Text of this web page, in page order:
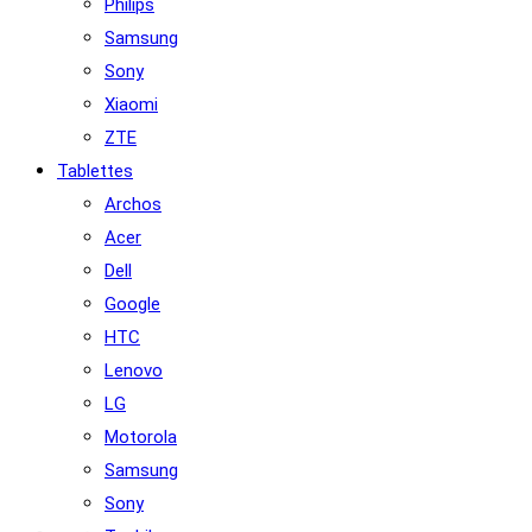
Philips
Samsung
Sony
Xiaomi
ZTE
Tablettes
Archos
Acer
Dell
Google
HTC
Lenovo
LG
Motorola
Samsung
Sony